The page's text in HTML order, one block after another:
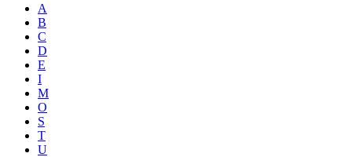
A
B
C
D
E
I
M
O
S
T
U